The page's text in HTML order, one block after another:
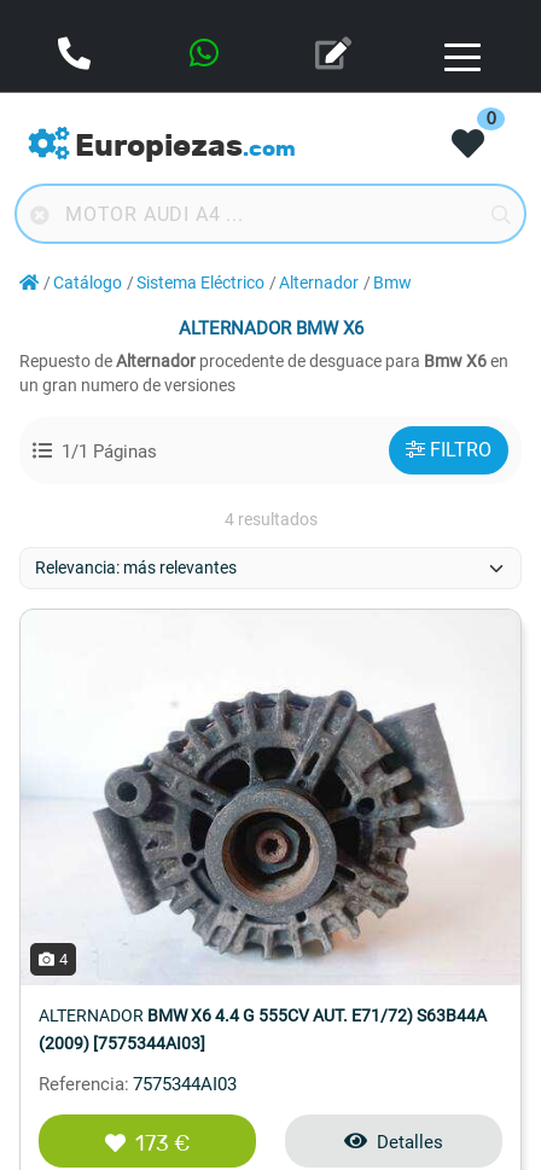
Europiezas.com
0
Catálogo Sistema Eléctrico Alternador Bmw
ALTERNADORBMW X6
Repuesto deAlternador procedente de desguace para Bmw X6en
un gran numero de versiones
1/1 Páginas FILTRO
4 resultados
4
ALTERNADOR BMW X6 4.4 G 555CV AUT. E71/72) S63B44A
(2009) [7575344AI03]
Referencia: 7575344AI03
173 € Detalles